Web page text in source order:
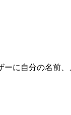
に自分の名前